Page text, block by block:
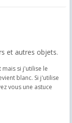
et autres objets.
si j'utilise le
blanc. Si j'utilise
vous une astuce